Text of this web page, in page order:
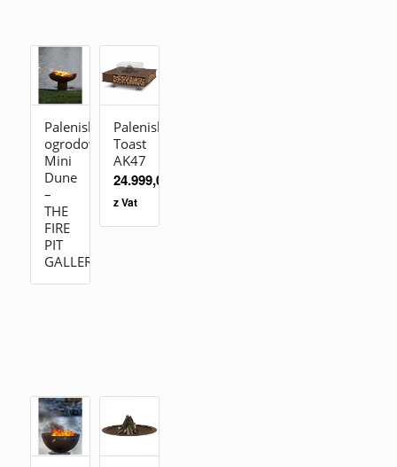
Palenisko
ogrodowe
Mini
Dune
–
THE
FIRE
PIT
GALLERY
Palenisko
Toast
AK47
24.999,00
z Vat